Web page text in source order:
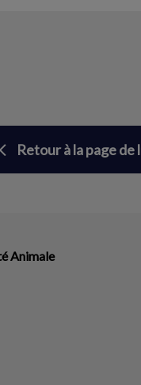
Retour à la page de
Animale